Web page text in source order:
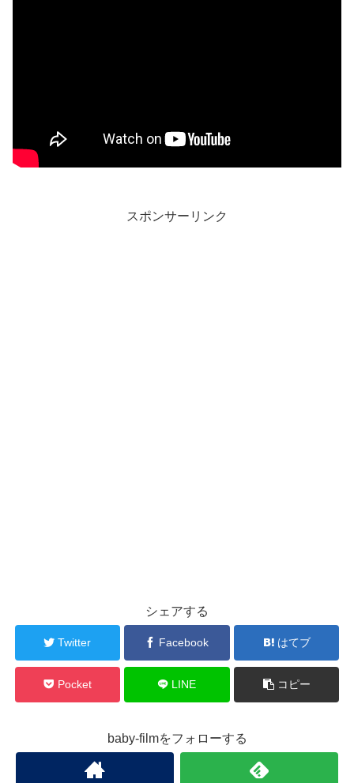
スポンサーリンク
シェアする
Twitter Facebook はてブ
Pocket LINE コピー
baby-filmをフォローする